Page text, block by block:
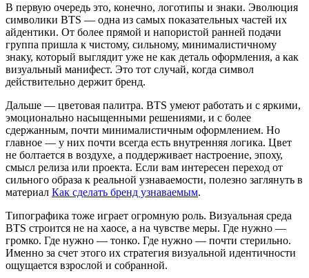
В первую очередь это, конечно, логотипы и знаки. Эволюция
символики BTS — одна из самых показательных частей их
айдентики. От более прямой и напористой ранней подачи
группа пришла к чистому, сильному, минималистичному
знаку, который выглядит уже не как деталь оформления, а как
визуальный манифест. Это тот случай, когда символ
действительно держит бренд.
Дальше — цветовая палитра. BTS умеют работать и с яркими,
эмоционально насыщенными решениями, и с более
сдержанным, почти минималистичным оформлением. Но
главное — у них почти всегда есть внутренняя логика. Цвет
не болтается в воздухе, а поддерживает настроение, эпоху,
смысл релиза или проекта. Если вам интересен переход от
сильного образа к реальной узнаваемости, полезно заглянуть в
материал Как сделать бренд узнаваемым.
Типографика тоже играет огромную роль. Визуальная среда
BTS строится не на хаосе, а на чувстве меры. Где нужно —
громко. Где нужно — тонко. Где нужно — почти стерильно.
Именно за счет этого их стратегия визуальной идентичности
ощущается взрослой и собранной.